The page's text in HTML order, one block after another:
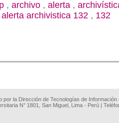
, archivo , alerta ,
alerta archivistica 132 , 132
por la Dirección de Tecnologías de
N° 1801, San Miguel, Lima - Perú |